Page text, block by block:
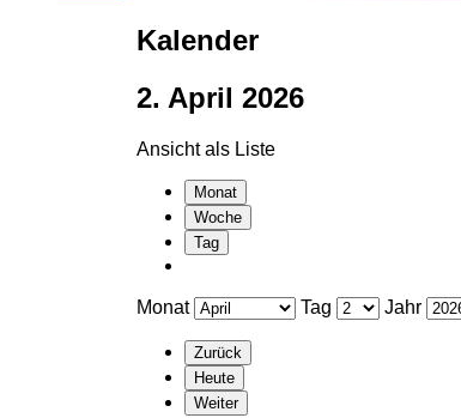
Kalender
2. April 2026
Ansicht als Liste
Monat
Woche
Tag
Monat Tag Jahr
Zurück
Heute
Weiter